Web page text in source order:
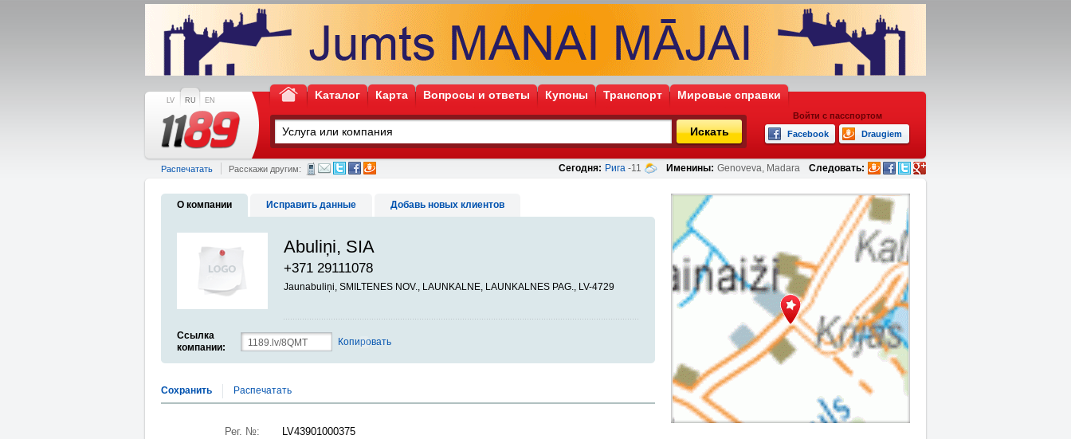
LV RU EN Kаталог Карта Вопросы и ответы Купоны Транспорт Мировые справки
Искать
Войти с пасспортом
Facebook
Draugiem
Сегодня: Рига -11 Именины: Genoveva, Madara Следовать:
Распечатать Расскажи другим:
О компании Исправить данные Добавь новых клиентов
Abuliņi, SIA
+371 29111078
Jaunabuliņi, SMILTENES NOV., LAUNKALNE, LAUNKALNES PAG., LV-4729
Ссылка
компании:
Копировать
Сохранить Распечатать
Рег. №: LV43901000375